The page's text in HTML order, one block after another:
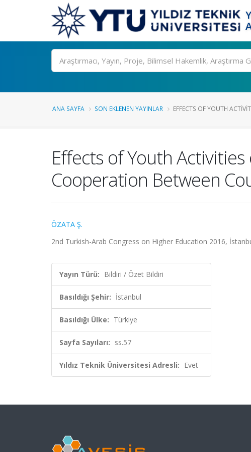
Ara
ANA SAYFA SON EKLENEN YAYINLAR EFFECTS OF YOUTH
Effects of Youth
Cooperation Between
ÖZATA Ş.
2nd Turkish-Arab Congress on Higher Education 2016,
Yayın Türü: Bildiri / Özet Bildiri
Basıldığı Şehir: İstanbul
Basıldığı Ülke: Türkiye
Sayfa Sayıları: ss.57
Yıldız Teknik Üniversitesi Adresli: Evet